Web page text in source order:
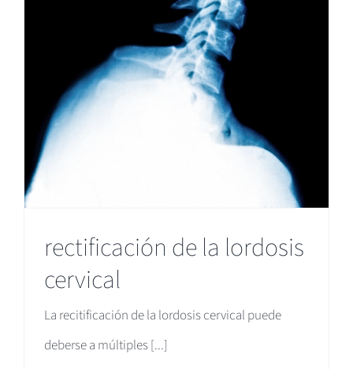
rectificación de la lordosis
cervical
La recitificación de la lordosis cervical puede
deberse a múltiples [...]